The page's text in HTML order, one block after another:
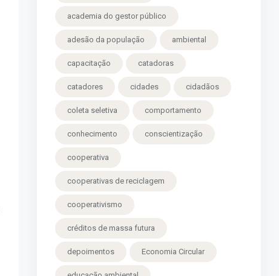
academia do gestor público
adesão da população ambiental
capacitação catadoras
catadores cidades cidadãos
coleta seletiva comportamento
conhecimento conscientização
cooperativa
cooperativas de reciclagem
cooperativismo
créditos de massa futura
depoimentos Economia Circular